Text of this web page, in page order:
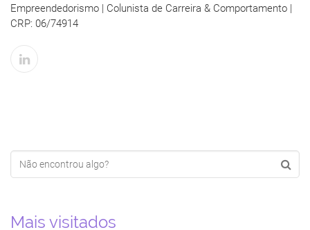
Empreendedorismo | Colunista de Carreira & Comportamento |
CRP: 06/74914
Mais visitados